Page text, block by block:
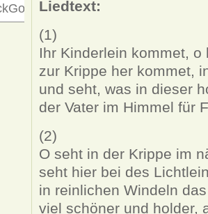
Liedtext:
(1)
Ihr Kinderlein kommet,
zur Krippe her kommet,
und seht, was in dieser
der Vater im Himmel für
(2)
O seht in der Krippe im
seht hier bei des
in reinlichen Windeln
viel schöner und holder,